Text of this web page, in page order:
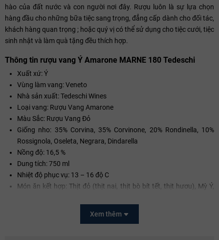
hào của đất nước và con người nơi đây. Rượu luôn là sự lựa chọn
hàng đầu cho những bữa tiệc sang trọng, đẳng cấp dành cho đối tác,
khách hàng quan trọng ; hoặc quý vị có thể sử dụng cho tiệc cưới, tiệc
sinh nhật và làm quà tặng đều thích hợp.
Thông tin rượu vang Ý Amarone MARNE 180 Tedeschi
Xuất xứ: Ý
Vùng làm vang: Veneto
Nhà sản xuất: Tedeschi Wines
Loại vang: Rượu Vang Amarone
Màu Sắc: Rượu Vang Đỏ
Giống nho: 35% Corvina, 35% Corvinone, 20% Rondinella, 10%
Rossignola, Oseleta, Negrara, Dindarella
Nồng độ: 16,5 %
Dung tích: 750 ml
Nhiệt độ phục vụ: 13 – 16 độ C
Món ăn kết hợp: Thịt đỏ (thịt nai, thịt bò bít tết, thịt hươu), Mỳ Ý,
Xem thêm